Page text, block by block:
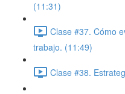
(11:31)
Clase #37. Cómo
trabajo. (11:49)
Clase #38.